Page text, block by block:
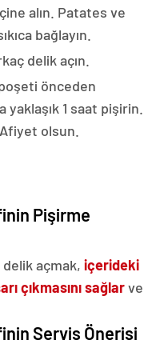
alın. Patates ve
bağlayın.
delik açın.
önceden
yaklaşık 1 saat pişirin.
olsun.
Pişirme
açmak, içerideki
çıkmasını sağlarve
Servis Önerisi